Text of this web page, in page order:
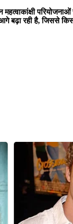
रही है, जिससे